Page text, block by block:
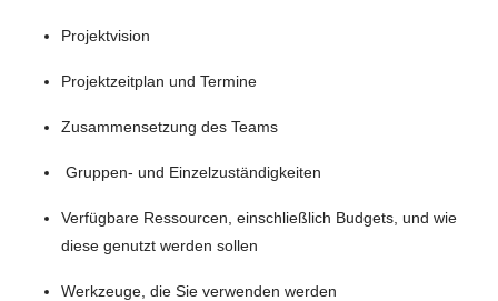
Projektvision
Projektzeitplan und Termine
Zusammensetzung des Teams
Gruppen- und Einzelzuständigkeiten
Verfügbare Ressourcen, einschließlich Budgets, und wie
diese genutzt werden sollen
Werkzeuge, die Sie verwenden werden